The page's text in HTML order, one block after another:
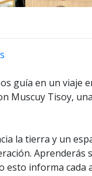
guía en un viaje
Muscuy Tisoy,
la tierra y un
Aprenderás
informa cada